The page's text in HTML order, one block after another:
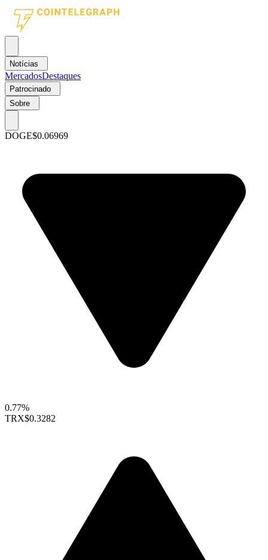
Notícias
MercadosDestaques
Patrocinado
Sobre
DOGE$0.06969
0.77%
TRX$0.3282